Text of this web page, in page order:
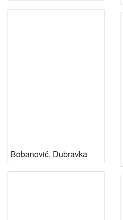
Bobanović, Dubravka